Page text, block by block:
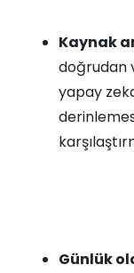
Kaynak
doğrudan
yapay
Günlük